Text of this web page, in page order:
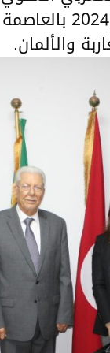
لافتتاح عروضه
والألمان.